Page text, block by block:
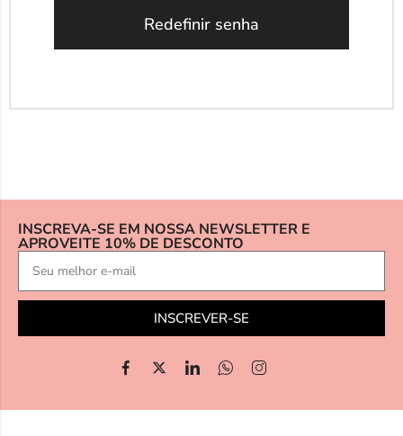
Redefinir senha
INSCREVA-SE EM NOSSA NEWSLETTER E
APROVEITE 10% DE DESCONTO
INSCREVER-SE